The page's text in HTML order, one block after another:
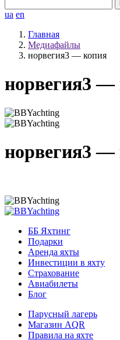
ua en
Главная
Медиафайлы
норвегия3 — копия
норвегия3 —
норвегия3 —
ББ Яхтинг
Подарки
Аренда яхты
Инвестиции в яхту
Страхование
Авиабилеты
Блог
Парусный лагерь
Магазин AQR
Правила на яхте